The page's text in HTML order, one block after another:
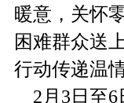
暖意，关怀
困难群众送
行动传递温情
2月3日至6